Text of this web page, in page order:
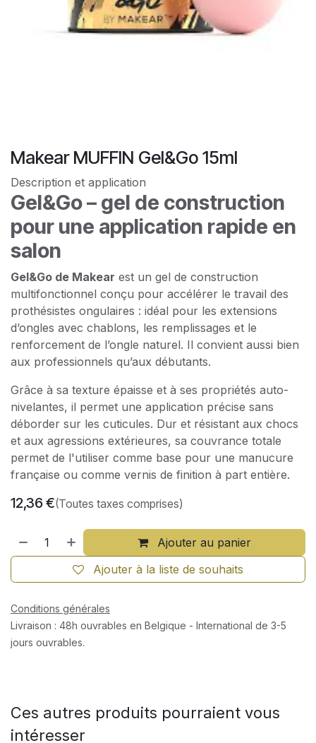
Makear MUFFIN Gel&Go 15ml
Description et application
Gel&Go – gel de construction
pour une application rapide en
salon
Gel&Go de Makear est un gel de construction
multifonctionnel conçu pour accélérer le travail des
prothésistes ongulaires : idéal pour les extensions
d’ongles avec chablons, les remplissages et le
renforcement de l’ongle naturel. Il convient aussi bien
aux professionnels qu’aux débutants.
Grâce à sa texture épaisse et à ses propriétés auto-
nivelantes, il permet une application précise sans
déborder sur les cuticules. Dur et résistant aux chocs
et aux agressions extérieures, sa couvrance totale
permet de l'utiliser comme base pour une manucure
française ou comme vernis de finition à part entière.
12,36 €(Toutes taxes comprises)
Ajouter au panier
Ajouter à la liste de souhaits
Conditions générales
Livraison : 48h ouvrables en Belgique - International de 3-5
jours ouvrables.
Ces autres produits pourraient vous
intéresser